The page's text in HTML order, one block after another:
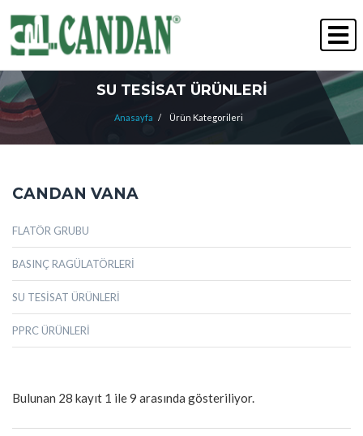
" Kalite Her Zaman Kazanır " İNSAN KAYNAKLARI
SU TESİSAT ÜRÜNLERİ
Anasayfa / Ürün Kategorileri
CANDAN VANA
FLATÖR GRUBU
BASINÇ RAGÜLATÖRLERİ
SU TESİSAT ÜRÜNLERİ
PPRC ÜRÜNLERİ
Bulunan 28 kayıt 1 ile 9 arasında gösteriliyor.